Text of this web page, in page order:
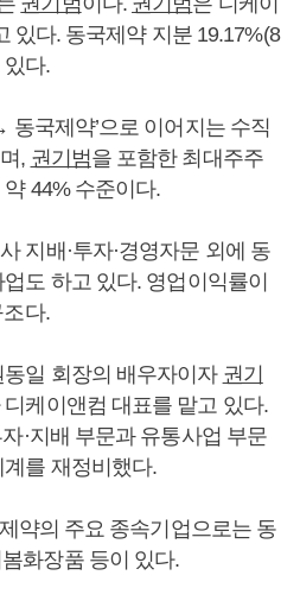
있다. 동국제약 지분 19.17%(8
있다.
국제약’으로 이어지는 수직
, 권기범을 포함한 최대주주
44% 수준이다.
지배·투자·경영자문 외에 동
도 하고 있다. 영업이익률이
다.
일 회장의 배우자이자 권기
케이앤컴 대표를 맡고 있다.
·지배 부문과 유통사업 부문
를 재정비했다.
약의 주요 종속기업으로는 동
화장품 등이 있다.